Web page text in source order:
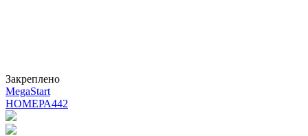
Закреплено
MegaStart
НОМЕРА442